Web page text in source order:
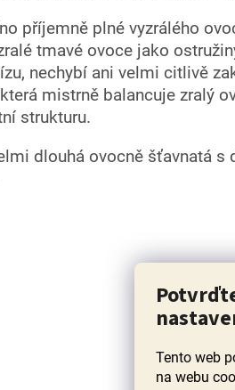
Tento web
na webu
příjemně plné vyzrálého
tmavé ovoce jako
nechybí ani velmi citlivě
mistrně balancuje zralý
strukturu.
dlouhá ovocně šťavnatá